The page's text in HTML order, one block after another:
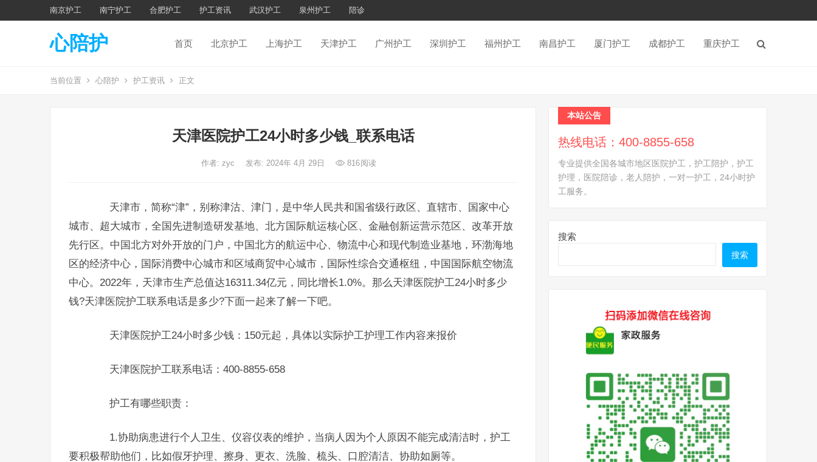
南京护工 南宁护工 合肥护工 护工资讯 武汉护工 泉州护工 陪诊
心陪护 首页 北京护工 上海护工 天津护工 广州护工 深圳护工 福州护工 南昌护工 厦门护工 成都护工 重庆护工
当前位置 心陪护 护工资讯 正文
天津医院护工24小时多少钱_联系电话
作者: zyc 发布: 2024年 4月 29日 816阅读
天津市，简称“津”，别称津沽、津门，是中华人民共和国省级行政区、直辖市、国家中心
城市、超大城市，全国先进制造研发基地、北方国际航运核心区、金融创新运营示范区、改革开放
先行区。中国北方对外开放的门户，中国北方的航运中心、物流中心和现代制造业基地，环渤海地
区的经济中心，国际消费中心城市和区域商贸中心城市，国际性综合交通枢纽，中国国际航空物流
中心。2022年，天津市生产总值达16311.34亿元，同比增长1.0%。那么天津医院护工24小时多少
钱?天津医院护工联系电话是多少?下面一起来了解一下吧。
天津医院护工24小时多少钱：150元起，具体以实际护工护理工作内容来报价
天津医院护工联系电话：400-8855-658
护工有哪些职责：
1.协助病患进行个人卫生、仪容仪表的维护，当病人因为个人原因不能完成清洁时，护工
要积极帮助他们，比如假牙护理、擦身、更衣、洗脸、梳头、口腔清洁、协助如厕等。
本站公告
热线电话：400-8855-658
专业提供全国各城市地区医院护工，护工陪护，护工
护理，医院陪诊，老人陪护，一对一护工，24小时护
工服务。
搜索
搜索